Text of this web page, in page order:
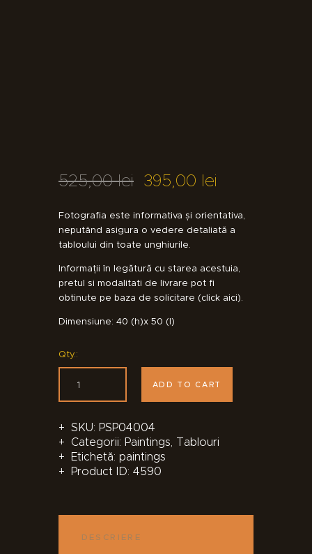
525,00 lei 395,00 lei
Fotografia este informativa și orientativa,
neputând asigura o vedere detaliată a
tabloului din toate unghiurile.
Informații în legătură cu starea acestuia,
pretul si modalitati de livrare pot fi
obtinute pe baza de solicitare (click aici).
Dimensiune: 40 (h)x 50 (l)
Qty.:
ADD TO CART
SKU: PSP04004
Categorii: Paintings, Tablouri
Etichetă:paintings
Product ID:4590
DESCRIERE